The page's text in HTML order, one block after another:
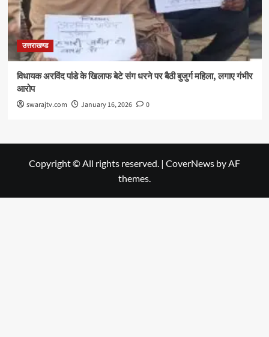
उत्तराखण्ड
विधायक अरविंद पांडे के खिलाफ बेटे संग धरने पर बैठी बुजुर्ग महिला, लगाए गंभीर
आरोप
swarajtv.com January 16, 2026 0
Copyright © All rights reserved. | CoverNews by AF
themes.